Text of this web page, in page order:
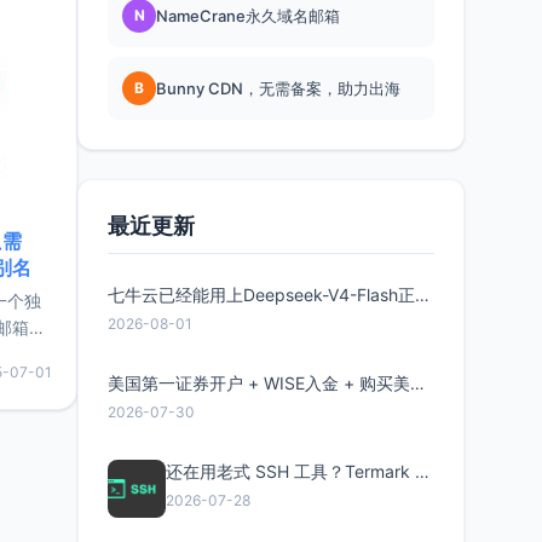
名
个独
箱等
较有
惠的
07-01
N NameCrane永久域名邮箱
B Bunny CDN，无需备案，助力出海
最近更新
七牛云已经能用上Deepseek-V4-Flash正式版了，点此领取300万Token
2026-08-01
美国第一证券开户 + WISE入金 + 购买美股全流程分享
2026-07-30
还在用老式 SSH 工具？Termark 新一代跨平台智能SSH客户端了解一下
2026-07-28